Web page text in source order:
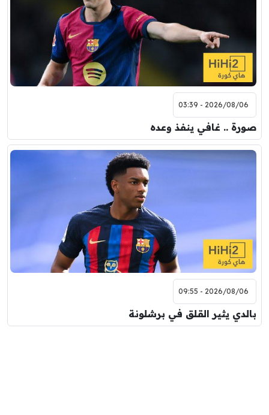
2026/08/06 - 03:39
صورة .. غافي ينفذ وعده
2026/08/06 - 09:55
بالدي يثير القلق في برشلونة